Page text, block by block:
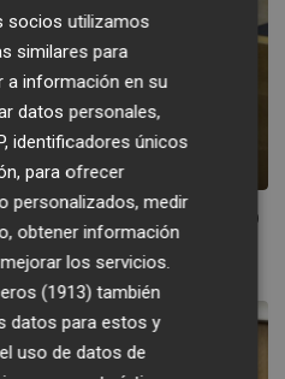
portavoz adjunto
socios utilizamos
similares para
a información en su
datos personales,
identificadores únicos
para ofrecer
personalizados, medir
obtener información
los servicios.
(1913) también
datos para estos y
uso de datos de